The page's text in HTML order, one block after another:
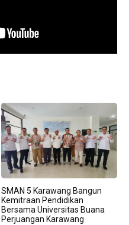
SMAN 5 Karawang Bangun
Kemitraan Pendidikan
Bersama Universitas Buana
Perjuangan Karawang